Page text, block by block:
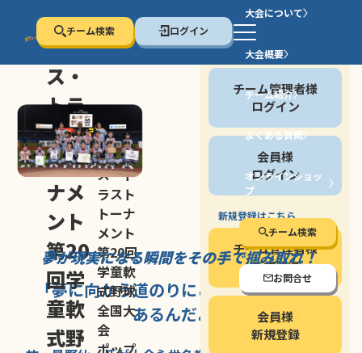
チーム検索 ログイン
大会について
大会概要
チーム紹介
よくある質問
オンラインショッ
プ
チーム検索
お問合せ
停止する
セン
ス・
トラ
スト
トー
ナメ
ント
第20
回学
童軟
式野
セン
ス・ト
ラスト
トーナ
メント
第20回
学童軟
式野球
全国大
会
ポップ
会員の方
チーム管理者様
ログイン
会員様
ログイン
新規登録はこちら
チーム管理者様
新規登録
会員様
新規登録
夢が現実になる瞬間をその手で掴み取れ！
「夢に向かう道のりにこそ大きな意味が
あるんだよ」